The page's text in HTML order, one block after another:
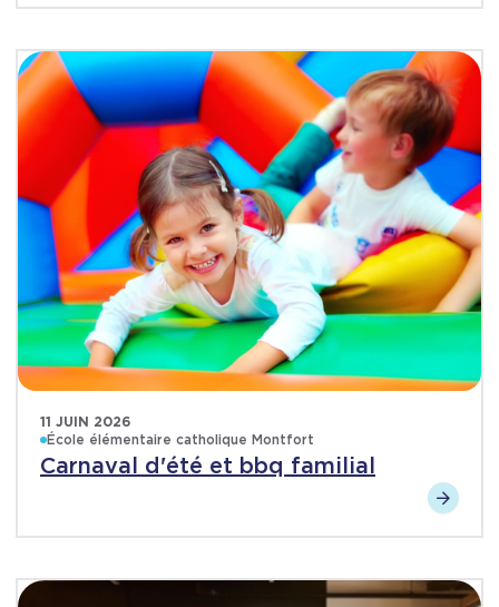
11 JUIN 2026
École élémentaire catholique Montfort
Carnaval d'été et bbq familial